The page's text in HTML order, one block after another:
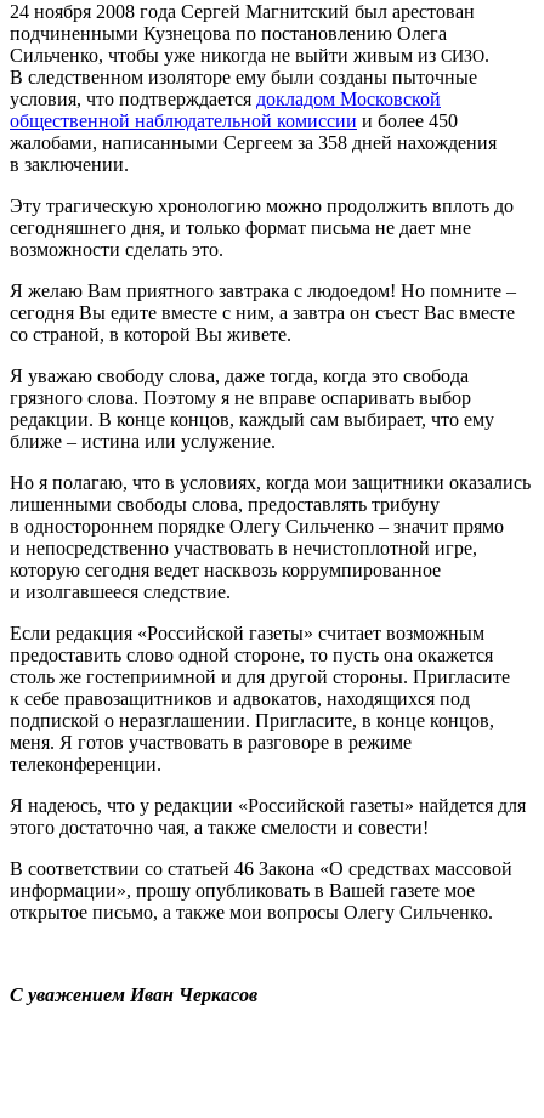
24 ноября 2008 года Сергей Магнитский был арестован
подчиненными Кузнецова по постановлению Олега
Сильченко, чтобы уже никогда не выйти живым из СИЗО.
В следственном изоляторе ему были созданы пыточные
условия, что подтверждается докладом Московской
общественной наблюдательной комиссии и более 450
жалобами, написанными Сергеем за 358 дней нахождения
в заключении.
Эту трагическую хронологию можно продолжить вплоть до
сегодняшнего дня, и только формат письма не дает мне
возможности сделать это.
Я желаю Вам приятного завтрака с людоедом! Но помните –
сегодня Вы едите вместе с ним, а завтра он съест Вас вместе
со страной, в которой Вы живете.
Я уважаю свободу слова, даже тогда, когда это свобода
грязного слова. Поэтому я не вправе оспаривать выбор
редакции. В конце концов, каждый сам выбирает, что ему
ближе – истина или услужение.
Но я полагаю, что в условиях, когда мои защитники оказались
лишенными свободы слова, предоставлять трибуну
в одностороннем порядке Олегу Сильченко – значит прямо
и непосредственно участвовать в нечистоплотной игре,
которую сегодня ведет насквозь коррумпированное
и изолгавшееся следствие.
Если редакция «Российской газеты» считает возможным
предоставить слово одной стороне, то пусть она окажется
столь же гостеприимной и для другой стороны. Пригласите
к себе правозащитников и адвокатов, находящихся под
подпиской о неразглашении. Пригласите, в конце концов,
меня. Я готов участвовать в разговоре в режиме
телеконференции.
Я надеюсь, что у редакции «Российской газеты» найдется для
этого достаточно чая, а также смелости и совести!
В соответствии со статьей 46 Закона «О средствах массовой
информации», прошу опубликовать в Вашей газете мое
открытое письмо, а также мои вопросы Олегу Сильченко.
С уважением Иван Черкасов